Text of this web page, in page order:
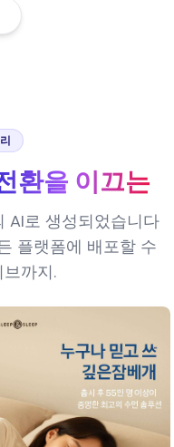
환을 이끄는
AI로 생성되었습니다
플랫폼에 배포할 수
까지.